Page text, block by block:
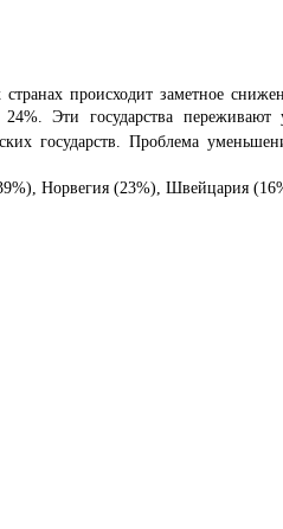
происходит заметное
24%. Эти государства переживают
государств. Проблема
%), Норвегия (23%), Швейцария (16